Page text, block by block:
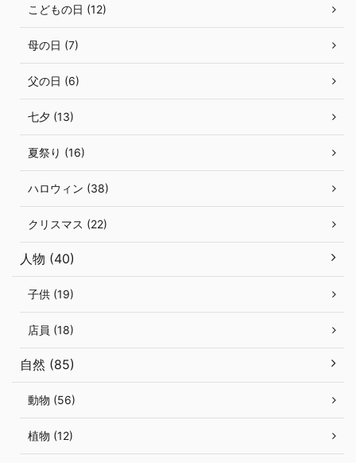
こどもの日 (12)
母の日 (7)
父の日 (6)
七夕 (13)
夏祭り (16)
ハロウィン (38)
クリスマス (22)
人物 (40)
子供 (19)
店員 (18)
自然 (85)
動物 (56)
植物 (12)